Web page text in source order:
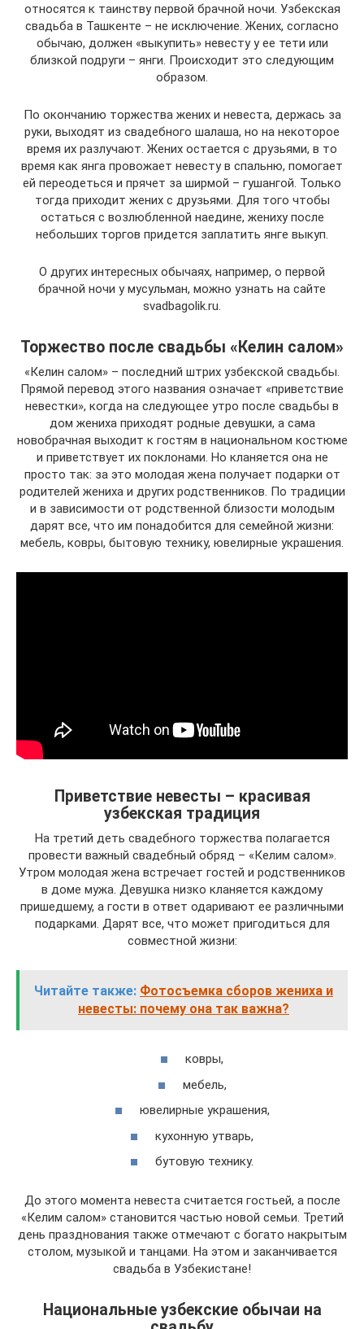
относятся к таинству первой брачной ночи. Узбекская
свадьба в Ташкенте – не исключение. Жених, согласно
обычаю, должен «выкупить» невесту у ее тети или
близкой подруги – янги. Происходит это следующим
образом.
По окончанию торжества жених и невеста, держась за
руки, выходят из свадебного шалаша, но на некоторое
время их разлучают. Жених остается с друзьями, в то
время как янга провожает невесту в спальню, помогает
ей переодеться и прячет за ширмой – гушангой. Только
тогда приходит жених с друзьями. Для того чтобы
остаться с возлюбленной наедине, жениху после
небольших торгов придется заплатить янге выкуп.
О других интересных обычаях, например, о первой
брачной ночи у мусульман, можно узнать на сайте
svadbagolik.ru.
Торжество после свадьбы «Келин салом»
«Келин салом» – последний штрих узбекской свадьбы.
Прямой перевод этого названия означает «приветствие
невестки», когда на следующее утро после свадьбы в
дом жениха приходят родные девушки, а сама
новобрачная выходит к гостям в национальном костюме
и приветствует их поклонами. Но кланяется она не
просто так: за это молодая жена получает подарки от
родителей жениха и других родственников. По традиции
и в зависимости от родственной близости молодым
дарят все, что им понадобится для семейной жизни:
мебель, ковры, бытовую технику, ювелирные украшения.
Приветствие невесты – красивая
узбекская традиция
На третий деть свадебного торжества полагается
провести важный свадебный обряд – «Келим салом».
Утром молодая жена встречает гостей и родственников
в доме мужа. Девушка низко кланяется каждому
пришедшему, а гости в ответ одаривают ее различными
подарками. Дарят все, что может пригодиться для
совместной жизни:
Читайте также: Фотосъемка сборов жениха и
невесты: почему она так важна?
ковры,
мебель,
ювелирные украшения,
кухонную утварь,
бутовую технику.
До этого момента невеста считается гостьей, а после
«Келим салом» становится частью новой семьи. Третий
день празднования также отмечают с богато накрытым
столом, музыкой и танцами. На этом и заканчивается
свадьба в Узбекистане!
Национальные узбекские обычаи на